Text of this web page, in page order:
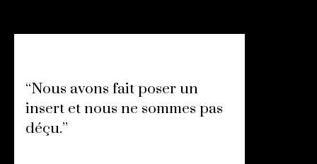
“Nous avons fait poser un
insert et nous ne sommes pas
déçu.”